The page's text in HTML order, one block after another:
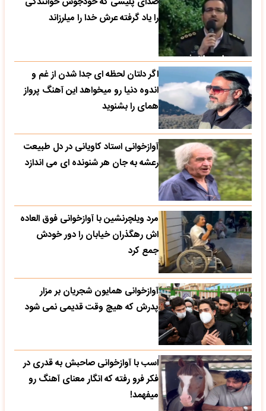
را یاد گرفته عرش خدا را میلرزاند
اگر دلتان لحظه ای جدا شدن از غم و
اندوه دنیا رو میخواهد این آهنگ پرواز
همای را بشنوید
آوازخوانی استاد کاویانی در دل طبیعت
رعشه به جان هر شنونده ای می اندازد
مرد ویلچرنشین با آوازخوانی فوق العاده
اش رهگذران خیابان را دور خودش
جمع کرد
آوازخوانی همایون شجریان بر مزار
پدرش که هیچ وقت قدیمی نمی شود
اسب با آوازخوانی صاحبش به قدری در
فکر فرو رفته که انگار معنای آهنگ رو
میفهمد!